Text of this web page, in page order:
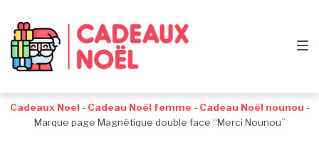
navigation
au
contenu
au
pied
de
Cadeaux Noel - Cadeau Noël femme - Cadeau Noël nounou -
Marque page Magnétique double face “Merci Nounou”